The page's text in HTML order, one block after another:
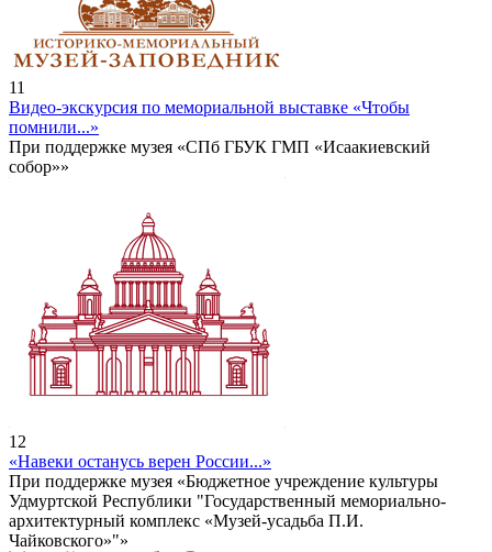
11
Видео-экскурсия по мемориальной выставке «Чтобы
помнили...»
При поддержке музея «СПб ГБУК ГМП «Исаакиевский
собор»»
12
«Навеки останусь верен России...»
При поддержке музея «Бюджетное учреждение культуры
Удмуртской Республики "Государственный мемориально-
архитектурный комплекс «Музей-усадьба П.И.
Чайковского»"»